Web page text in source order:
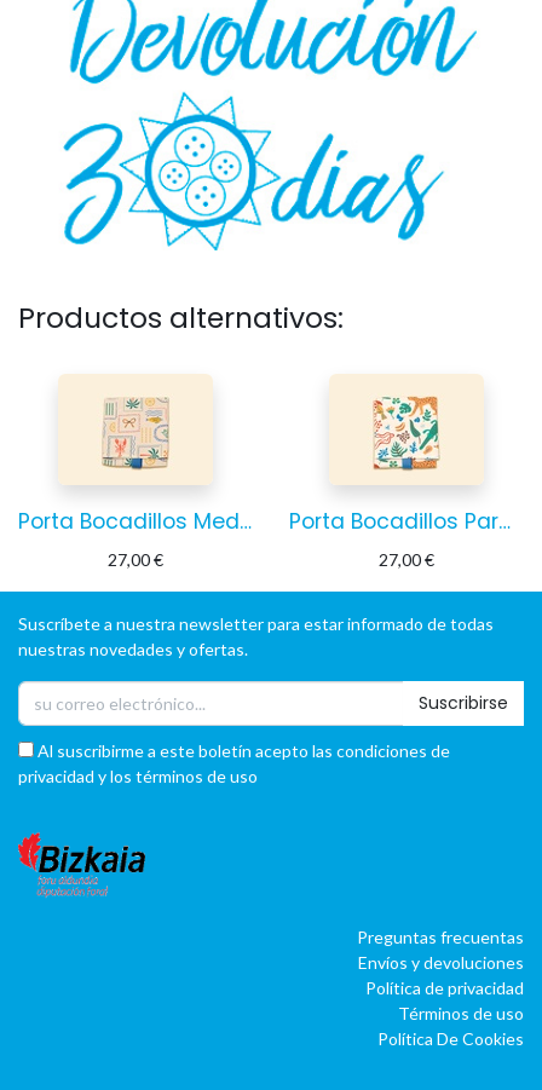
Productos alternativos:
Porta Bocadillos Mediterráneo
27,00€
Porta Bocadillos Paraíso
27,00€
Suscríbete a nuestra newsletter para estar informado de todas
nuestras novedades y ofertas.
Suscribirse
Al suscribirme a este boletín acepto las condiciones de
privacidad y los términos de uso
Preguntas frecuentas
Envíos y devoluciones
Política de privacidad
Términos de uso
Política De Cookies